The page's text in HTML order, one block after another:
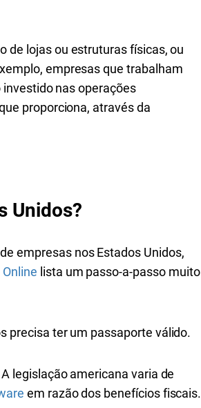
de lojas ou estruturas físicas, ou
empresas que trabalham
nas operações
proporciona, através da
Unidos?
empresas nos Estados Unidos,
lista um passo-a-passo muito
precisa ter um passaporte válido.
legislação americana varia de
em razão dos benefícios fiscais.